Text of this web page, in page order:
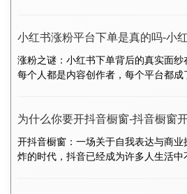
小红书涨粉平台下单是真的吗-小
涨粉之谜：小红书下单背后的真实面纱
每个人都是内容创作者，每个平台都
为什么你要开抖音橱窗-抖音橱窗
开抖音橱窗：一场关于自我表达与商
炸的时代，抖音已经成为许多人生活